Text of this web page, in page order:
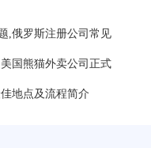
册英国公司需要多少费用？
塞浦路斯注册公司安全吗？
册BVI公司所需资料和流程？
,俄罗斯注册公司常见
国熊猫外卖公司正式
地点及流程简介